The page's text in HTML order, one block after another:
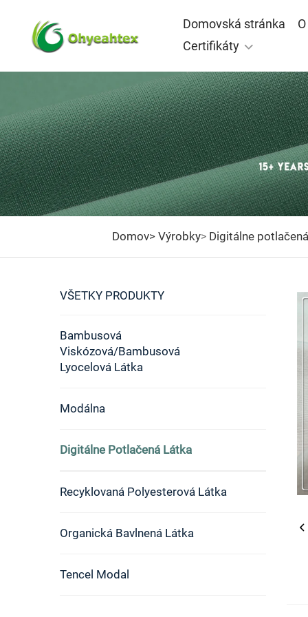
Domovská stránka
Certifikáty
Domov> Výrobky> Digitálne
VŠETKY PRODUKTY
Bambusová
Viskózová/Bambusová
Lyocelová Látka
Modálna
Digitálne Potlačená Látka
Recyklovaná Polyesterová Látka
Organická Bavlnená Látka
Tencel Modal